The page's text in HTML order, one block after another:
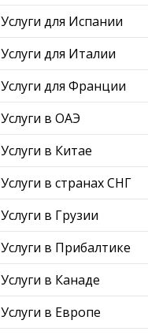
Услуги для Испании
Услуги для Италии
Услуги для Франции
Услуги в ОАЭ
Услуги в Китае
Услуги в странах СНГ
Услуги в Грузии
Услуги в Прибалтике
Услуги в Канаде
Услуги в Европе